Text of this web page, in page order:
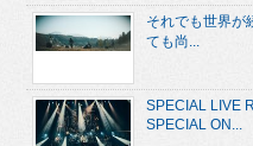
それでも世界が
ても尚...
SPECIAL LIVE
SPECIAL ON...